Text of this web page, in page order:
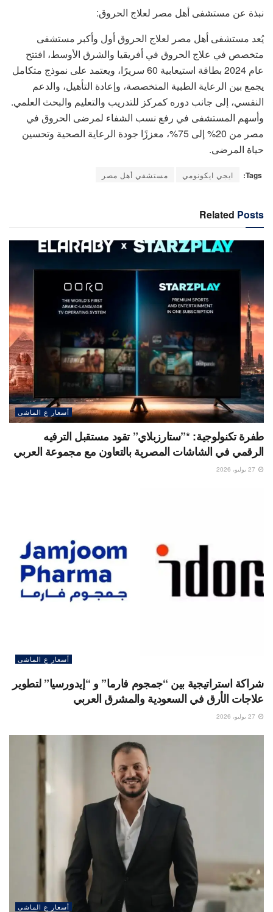
نبذة عن مستشفى أهل مصر لعلاج الحروق:
يُعد مستشفى أهل مصر لعلاج الحروق أول وأكبر مستشفى
متخصص في علاج الحروق في أفريقيا والشرق الأوسط، افتتح
عام 2024 بطاقة استيعابية 60 سريرًا، ويعتمد على نموذج متكامل
يجمع بين الرعاية الطبية المتخصصة، وإعادة التأهيل، والدعم
النفسي، إلى جانب دوره كمركز للتدريب والتعليم والبحث العلمي.
وأسهم المستشفى في رفع نسب الشفاء لمرضى الحروق في
مصر من 20% إلى 75%، معززًا جودة الرعاية الصحية وتحسين
حياة المرضى.
Tags: ايجي ايكونومي مستشفي أهل مصر
Related Posts
أسعار ع الماشى
طفرة تكنولوجية: *”ستارزبلاي” تقود مستقبل الترفيه
الرقمي في الشاشات المصرية بالتعاون مع مجموعة العربي
أسعار ع الماشى
شراكة استراتيجية بين “جمجوم فارما” و “إيدورسيا” لتطوير
علاجات الأرق في السعودية والمشرق العربي
أسعار ع الماشى